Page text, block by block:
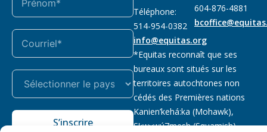
S’inscrire
Téléphone:
514-954-0382
info@equitas.org
604-876-4881
*Equitas reconnaît que ses
bureaux sont situés sur les
territoires autochtones non
cédés des Premières nations
Kanien’kehá:ka (Mohawk),
Sḵwx̱wú7mesh (Squamish),